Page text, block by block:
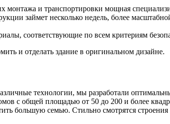
и транспортировки мощная
займет несколько недель, более
соответствующие по всем критериям
и отделать здание в оригинальном дизайне.
технологии, мы разработали
с общей площадью от 50 до 200 и более
большую семью. Стильно смотрятся